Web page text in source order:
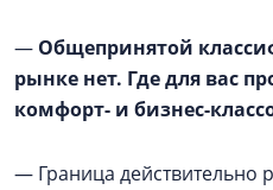
— Общепринятой
рынке нет. Где для вас
комфорт- и бизнес-
— Граница действительно